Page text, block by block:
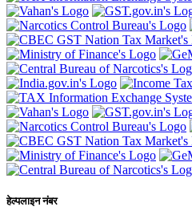
हेल्पलाइन नंबर